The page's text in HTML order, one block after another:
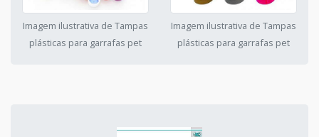
Imagem ilustrativa de Tampas
plásticas para garrafas pet
Imagem ilustrativa de Tampas
plásticas para garrafas pet